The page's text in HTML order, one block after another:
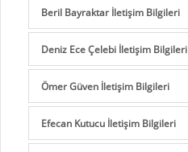
Beril Bayraktar İletişim Bilgileri
Deniz Ece Çelebi İletişim Bilgileri
Ömer Güven İletişim Bilgileri
Efecan Kutucu İletişim Bilgileri